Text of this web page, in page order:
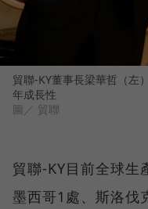
貿聯-KY董事長梁華哲（左
年成長性
圖／ 貿聯
貿聯-KY目前全球生
墨西哥1處、斯洛伐